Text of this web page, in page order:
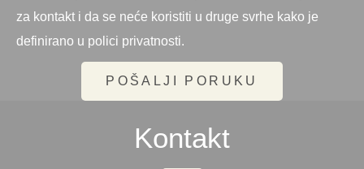
za kontakt i da se neće koristiti u druge svrhe kako je
definirano u polici privatnosti.
POŠALJI PORUKU
Kontakt